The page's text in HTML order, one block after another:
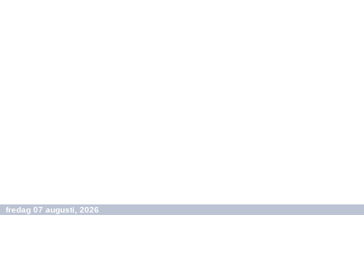
fredag 07 augusti, 2026